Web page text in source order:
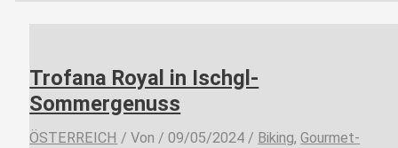
Trofana Royal in Ischgl-
Sommergenuss
ÖSTERREICH / Von /09/05/2024 / Biking,Gourmet-